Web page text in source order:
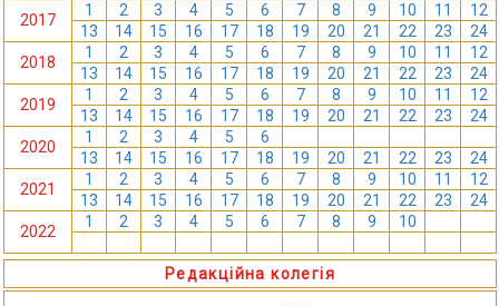
2017
1 2 3 4 5 6 7 8 9 10 11
12
13
14 15 16 17 18 19 20 21 22 23
24
2018
1 2 3 4 5 6 7 8 9 10 11
12
13
14 15 16 17 18 19 20 21 22 23
24
2019
1 2 3 4 5 6 7 8 9 10 11
12
13
14 15 16 17 18 19 20 21 22 23
24
2020
1 2 3 4 5 6
13
14 15 16 17 18 19 20 21 22 23
24
2021
1 2 3 4 5 6 7 8 9 10 11
12
13
14 15 16 17 18 19 20 21 22 23
24
2022
1 2 3 4 5 6 7 8 9 10
Редакційна колегія